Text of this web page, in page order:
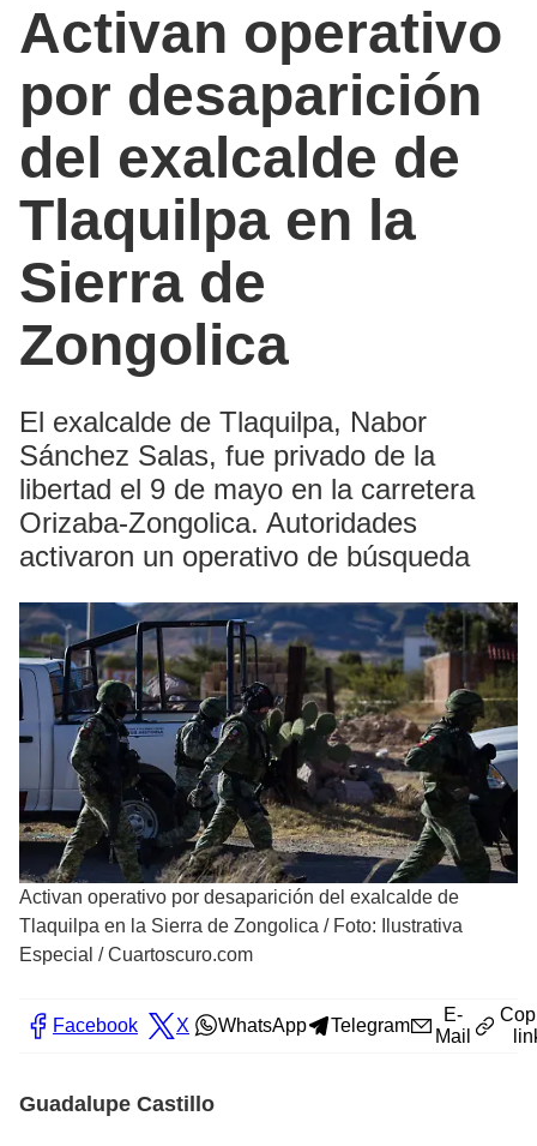
Activan operativo
por desaparición
del exalcalde de
Tlaquilpa en la
Sierra de
Zongolica
El exalcalde de Tlaquilpa, Nabor
Sánchez Salas, fue privado de la
libertad el 9 de mayo en la carretera
Orizaba-Zongolica. Autoridades
activaron un operativo de búsqueda
Activan operativo por desaparición del exalcalde de
Tlaquilpa en la Sierra de Zongolica / Foto: Ilustrativa
Especial / Cuartoscuro.com
Facebook X WhatsApp Telegram
E-
Mail
Guadalupe Castillo